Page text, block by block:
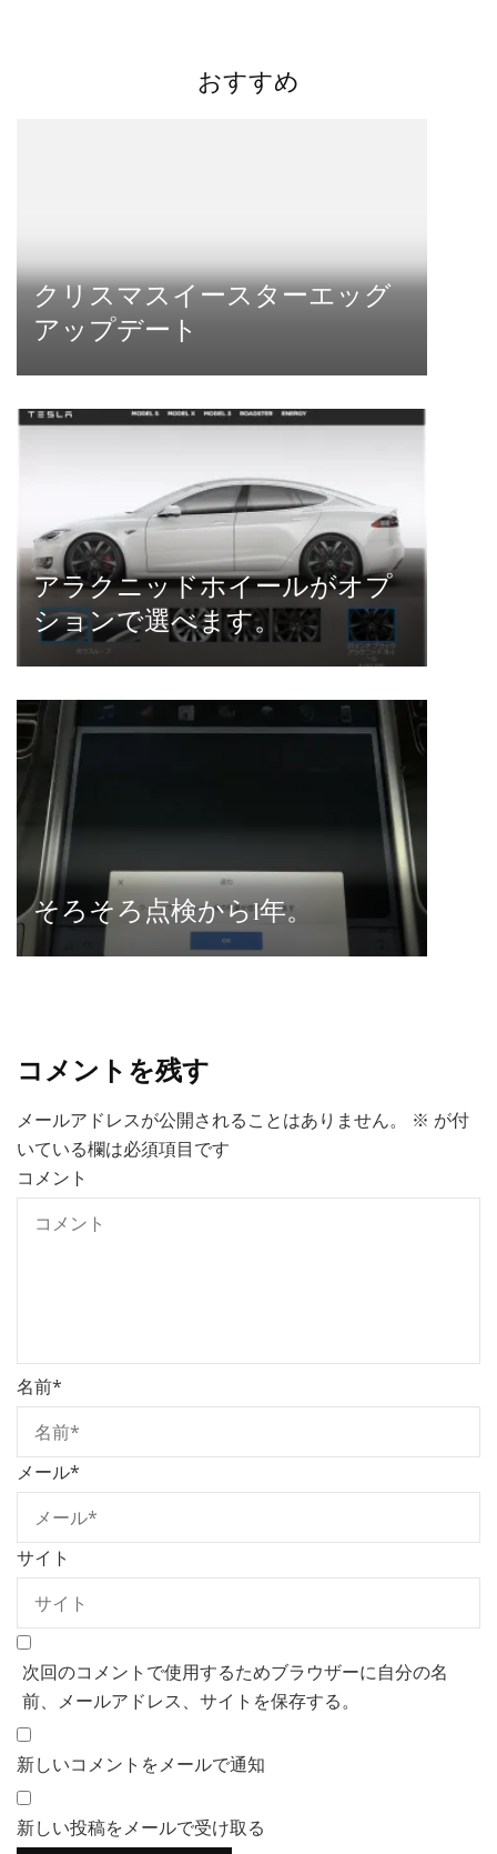
おすすめ
クリスマスイースターエッグ
アップデート
アラクニッドホイールがオプ
ションで選べます。
そろそろ点検から1年。
コメントを残す
メールアドレスが公開されることはありません。 ※ が付
いている欄は必須項目です
コメント
名前*
メール*
サイト
次回のコメントで使用するためブラウザーに自分の名
前、メールアドレス、サイトを保存する。
新しいコメントをメールで通知
新しい投稿をメールで受け取る